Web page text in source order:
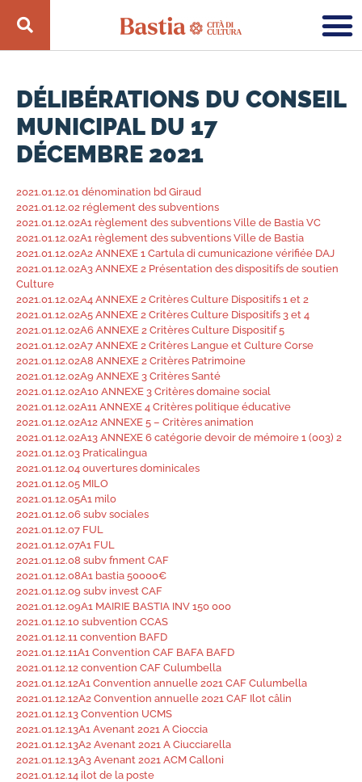
DÉLIBÉRATIONS DU CONSEIL
MUNICIPAL DU 17
DÉCEMBRE 2021
2021.01.12.01 dénomination bd Giraud
2021.01.12.02 réglement des subventions
2021.01.12.02A1 règlement des subventions Ville de Bastia VC
2021.01.12.02A1 règlement des subventions Ville de Bastia
2021.01.12.02A2 ANNEXE 1 Cartula di cumunicazione vérifiée DAJ
2021.01.12.02A3 ANNEXE 2 Présentation des dispositifs de soutien
Culture
2021.01.12.02A4 ANNEXE 2 Critères Culture Dispositifs 1 et 2
2021.01.12.02A5 ANNEXE 2 Critères Culture Dispositifs 3 et 4
2021.01.12.02A6 ANNEXE 2 Critères Culture Dispositif 5
2021.01.12.02A7 ANNEXE 2 Critères Langue et Culture Corse
2021.01.12.02A8 ANNEXE 2 Critères Patrimoine
2021.01.12.02A9 ANNEXE 3 Critères Santé
2021.01.12.02A10 ANNEXE 3 Critères domaine social
2021.01.12.02A11 ANNEXE 4 Critères politique éducative
2021.01.12.02A12 ANNEXE 5 – Critères animation
2021.01.12.02A13 ANNEXE 6 catégorie devoir de mémoire 1 (003) 2
2021.01.12.03 Praticalingua
2021.01.12.04 ouvertures dominicales
2021.01.12.05 MILO
2021.01.12.05A1 milo
2021.01.12.06 subv sociales
2021.01.12.07 FUL
2021.01.12.07A1 FUL
2021.01.12.08 subv fnment CAF
2021.01.12.08A1 bastia 50000€
2021.01.12.09 subv invest CAF
2021.01.12.09A1 MAIRIE BASTIA INV 150 000
2021.01.12.10 subvention CCAS
2021.01.12.11 convention BAFD
2021.01.12.11A1 Convention CAF BAFA BAFD
2021.01.12.12 convention CAF Culumbella
2021.01.12.12A1 Convention annuelle 2021 CAF Culumbella
2021.01.12.12A2 Convention annuelle 2021 CAF Ilot câlin
2021.01.12.13 Convention UCMS
2021.01.12.13A1 Avenant 2021 A Cioccia
2021.01.12.13A2 Avenant 2021 A Ciucciarella
2021.01.12.13A3 Avenant 2021 ACM Calloni
2021.01.12.14 ilot de la poste